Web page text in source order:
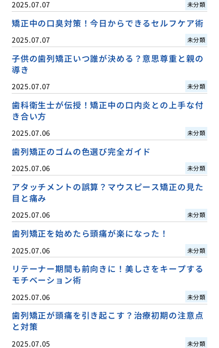
2025.07.07 未分類
矯正中の口臭対策！今日からできるセルフケア術
2025.07.07 未分類
子供の歯列矯正いつ誰が決める？意思尊重と親の
導き
2025.07.07 未分類
歯科衛生士が伝授！矯正中の口内炎との上手な付
き合い方
2025.07.06 未分類
歯列矯正のゴムの色選び完全ガイド
2025.07.06 未分類
アタッチメントの誤算？マウスピース矯正の見た
目と痛み
2025.07.06 未分類
歯列矯正を始めたら頭痛が楽になった！
2025.07.06 未分類
リテーナー期間も前向きに！美しさをキープする
モチベーション術
2025.07.06 未分類
歯列矯正が頭痛を引き起こす？治療初期の注意点
と対策
2025.07.05 未分類